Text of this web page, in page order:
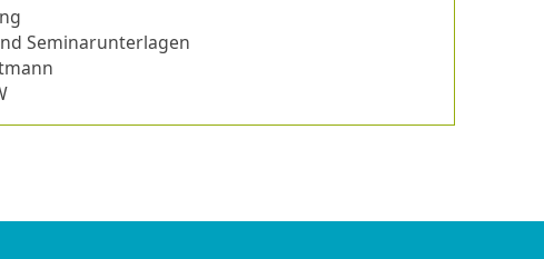
Seminarunterlagen